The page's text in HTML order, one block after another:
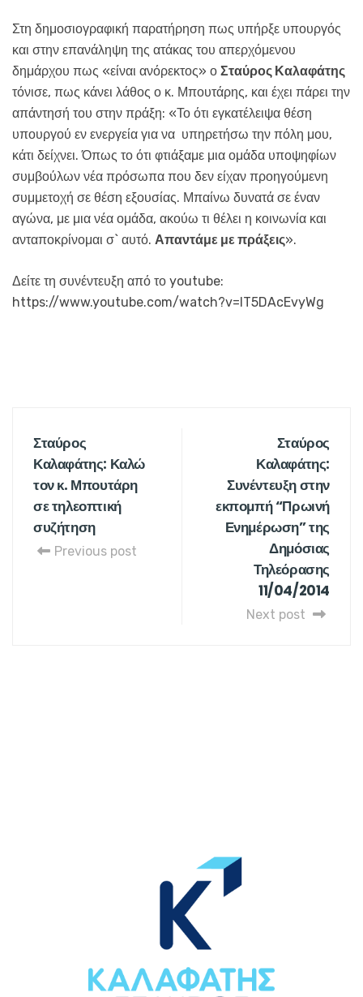
Στη δημοσιογραφική παρατήρηση πως υπήρξε υπουργός
και στην επανάληψη της ατάκας του απερχόμενου
δημάρχου πως «είναι ανόρεκτος» ο Σταύρος Καλαφάτης
τόνισε, πως κάνει λάθος ο κ. Μπουτάρης, και έχει πάρει την
απάντησή του στην πράξη: «Το ότι εγκατέλειψα θέση
υπουργού εν ενεργεία για να υπηρετήσω την πόλη μου,
κάτι δείχνει. Όπως το ότι φτιάξαμε μια ομάδα υποψηφίων
συμβούλων νέα πρόσωπα που δεν είχαν προηγούμενη
συμμετοχή σε θέση εξουσίας. Μπαίνω δυνατά σε έναν
αγώνα, με μια νέα ομάδα, ακούω τι θέλει η κοινωνία και
ανταποκρίνομαι σ` αυτό. Απαντάμε με πράξεις».
Δείτε τη συνέντευξη από το youtube:
https://www.youtube.com/watch?v=lT5DAcEvyWg
Σταύρος
Καλαφάτης: Καλώ
τον κ. Μπουτάρη
σε τηλεοπτική
συζήτηση
Previous post
Σταύρος
Καλαφάτης:
Συνέντευξη στην
εκπομπή “Πρωινή
Ενημέρωση” της
Δημόσιας
Τηλεόρασης
11/04/2014
Next post